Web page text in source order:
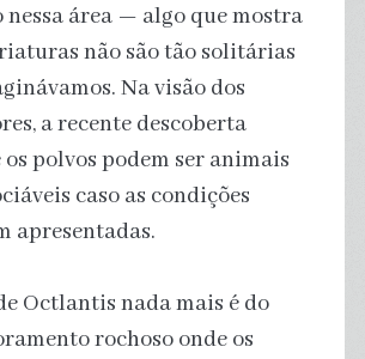
nessa área — algo que mostra
não são tão solitárias
Na visão dos
a recente descoberta
polvos podem ser animais
caso as condições
apresentadas.
Octlantis nada mais é do
rochoso onde os